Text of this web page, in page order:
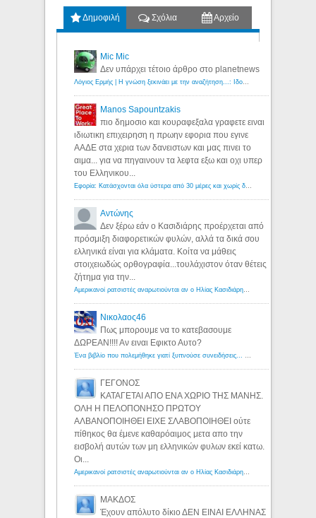
Δημοφιλή Σχόλια Αρχείο
Mic Mic
Δεν υπάρχει τέτοιο άρθρο στο planetnews
Manos Sapountzakis
πιο δημοσιο και κουραφεξαλα γραφετε ειναι
ιδιωτικη επιχειρηση η πρωην εφορια που εγινε
ΑΑΔΕ στα χερια των δανειστων και μας πινει το
αιμα... για να πηγαινουν τα λεφτα εξω και οχι υπερ
του Ελληνικου...
Αντώνης
Δεν ξέρω εάν ο Κασιδιάρης προέρχεται από
πρόσμιξη διαφορετικών φυλών, αλλά τα δικά σου
ελληνικά είναι για κλάματα. Κοίτα να μάθεις
στοιχειωδώς ορθογραφία...τουλάχιστον όταν θέτεις
ζήτημα για την...
Νικολαος46
Πως μπορουμε να το κατεβασουμε
ΔΩΡΕΑΝ!!!! Αν ειναι Εφικτο Αυτο?
ΓΕΓΟΝΟΣ
ΚΑΤΑΓΕΤΑΙ ΑΠΟ ΕΝΑ ΧΩΡΙΟ ΤΗΣ ΜΑΝΗΣ.
ΟΛΗ Η ΠΕΛΟΠΟΝΗΣΟ ΠΡΩΤΟΥ
ΑΛΒΑΝΟΠΟΙΗΘΕΙ ΕΙΧΕ ΣΛΑΒΟΠΟΙΗΘΕΙ ούτε
πίθηκος θα έμενε καθαρόαιμος μετα απο την
εισβολή αυτών των μη ελληνικών φυλων εκεί κατω.
Οι...
ΜΑΚΔΟΣ
Έχουν απόλυτο δίκιο ΔΕΝ ΕΙΝΑΙ ΕΛΛΗΝΑΣ